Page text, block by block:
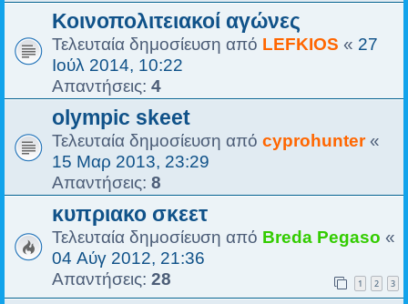
Κοινοπολιτειακοί αγώνες
Τελευταία δημοσίευση από LEFKIOS « 27
Ιούλ 2014, 10:22
Απαντήσεις: 4
olympic skeet
Τελευταία δημοσίευση από cyprohunter«
15 Μαρ 2013, 23:29
Απαντήσεις: 8
κυπριακο σκεετ
Τελευταία δημοσίευση από Breda Pegaso «
04 Αύγ 2012, 21:36
Απαντήσεις: 28 1 2 3